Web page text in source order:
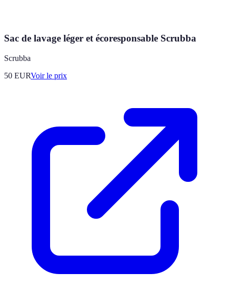
Sac de lavage léger et écoresponsable Scrubba
Scrubba
50 EURVoir le prix